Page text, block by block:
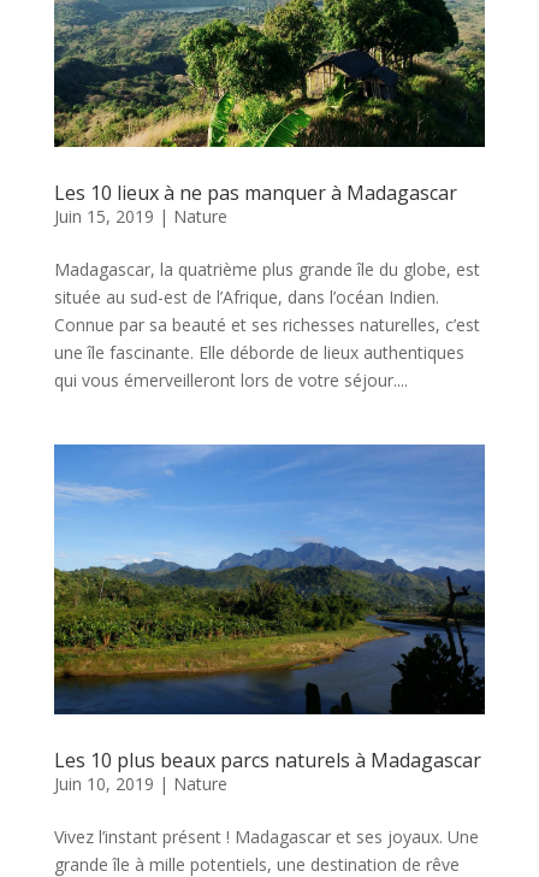
Les 10 lieux à ne pas manquer à Madagascar
Juin 15, 2019 | Nature
Madagascar, la quatrième plus grande île du globe, est
située au sud-est de l’Afrique, dans l’océan Indien.
Connue par sa beauté et ses richesses naturelles, c’est
une île fascinante. Elle déborde de lieux authentiques
qui vous émerveilleront lors de votre séjour....
Les 10 plus beaux parcs naturels à Madagascar
Juin 10, 2019 | Nature
Vivez l’instant présent ! Madagascar et ses joyaux. Une
grande île à mille potentiels, une destination de rêve